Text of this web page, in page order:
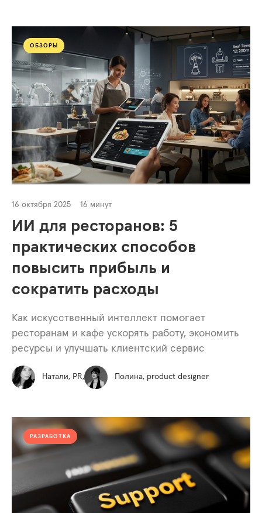
ОБЗОРЫ
16 октября 2025 16 минут
ИИ для ресторанов: 5
практических способов
повысить прибыль и
сократить расходы
Как искусственный интеллект помогает
ресторанам и кафе ускорять работу, экономить
ресурсы и улучшать клиентский сервис
Натали, PR, Полина, product designer
РАЗРАБОТКА